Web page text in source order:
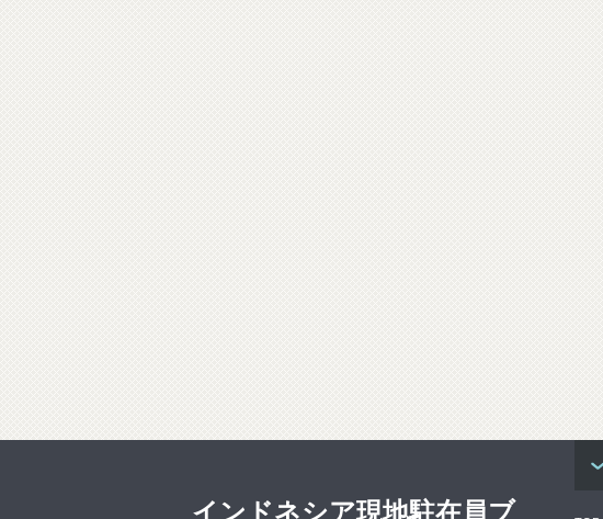
インドネシア現地駐在員ブ